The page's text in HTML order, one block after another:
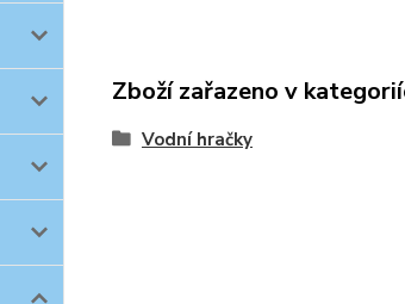
Zboží zařazeno v
Vodní hračky